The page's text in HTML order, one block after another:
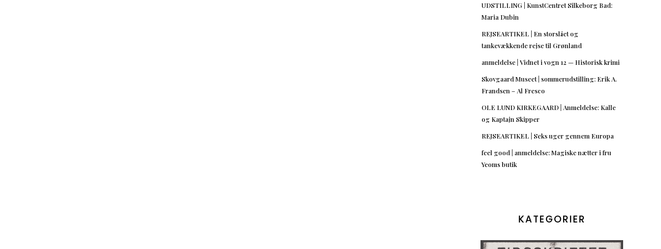
UDSTILLING | KunstCentret Silkeborg Bad:
Maria Dubin
REJSEARTIKEL | En storslået og
tankevækkende rejse til Grønland
anmeldelse | Vidnet i vogn 12 — Historisk krimi
Skovgaard Museet | sommerudstilling: Erik A.
Frandsen – Al Fresco
OLE LUND KIRKEGAARD | Anmeldelse: Kalle
og Kaptajn Skipper
REJSEARTIKEL | Seks uger gennem Europa
feel good | anmeldelse: Magiske nætter i fru
Yeoms butik
KATEGORIER